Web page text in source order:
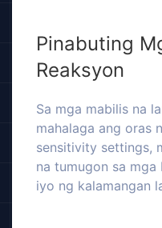
Pinabuting
Reaksyon
Sa mga mabilis na
mahalaga ang oras
sensitivity settings,
na tumugon sa
iyo ng kalamangan